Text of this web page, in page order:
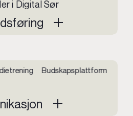
Budskapsplattform